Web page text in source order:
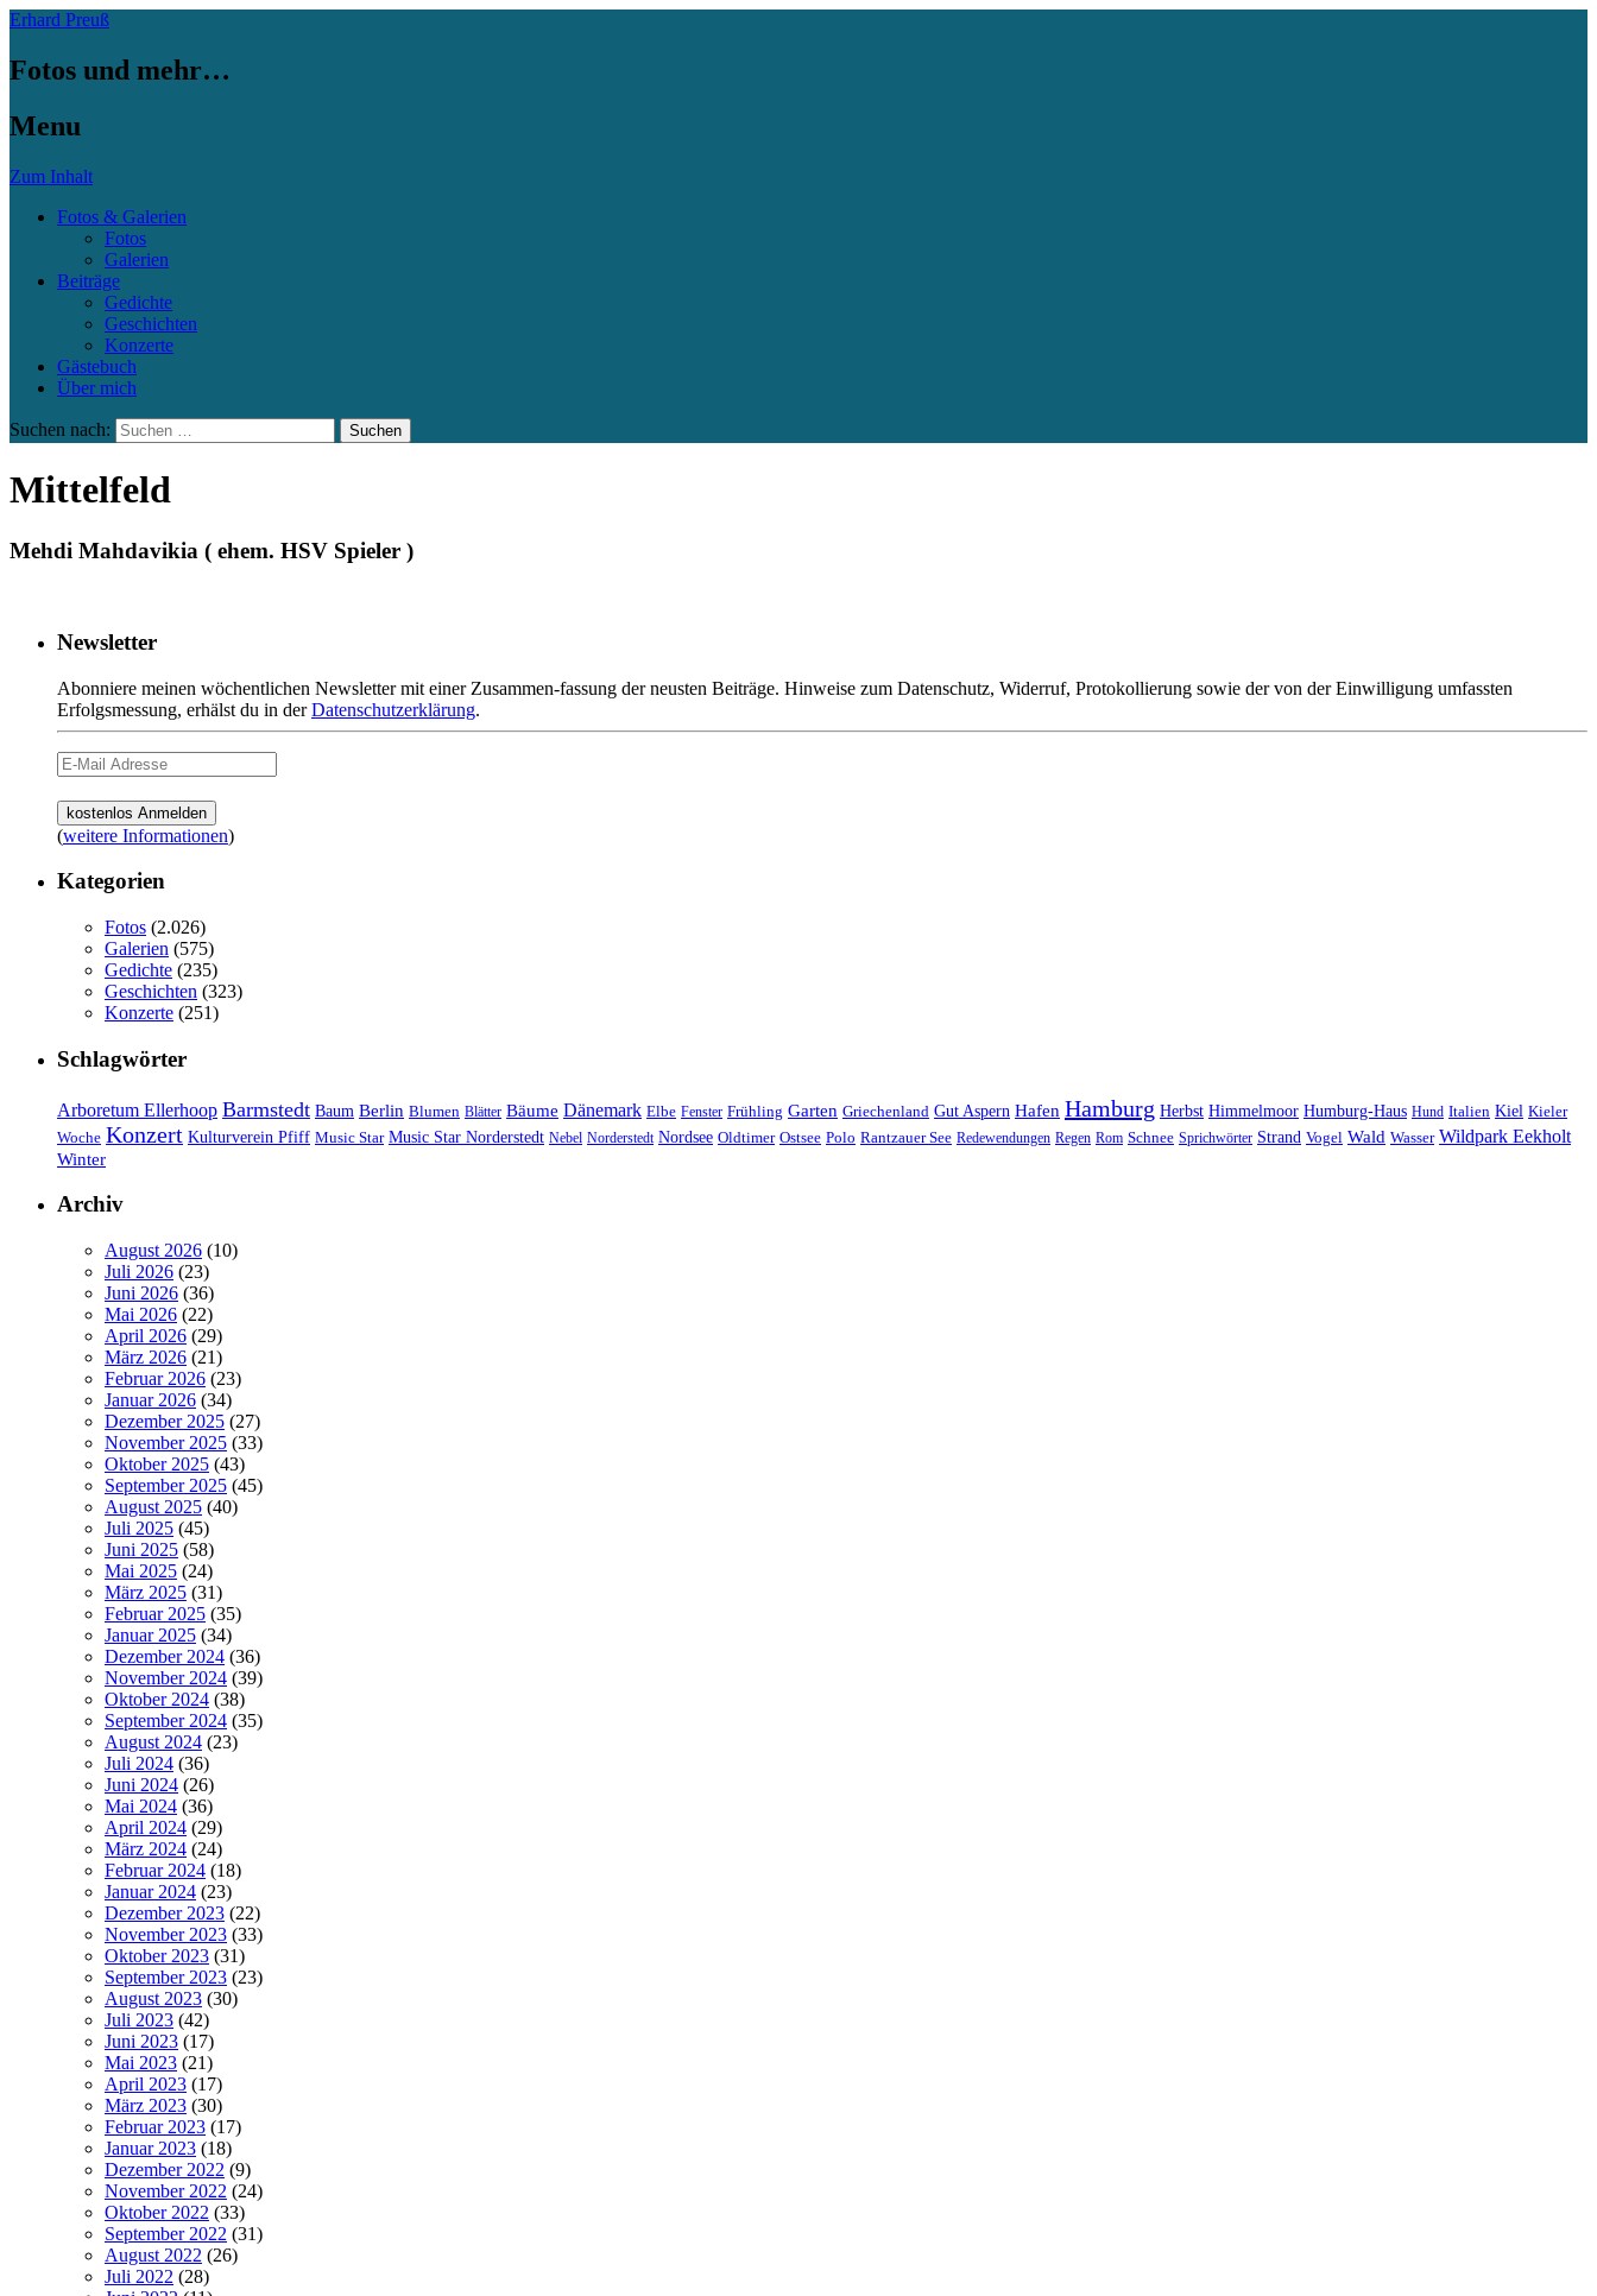
Erhard Preuß
Fotos und mehr…
Menu
Zum Inhalt
Fotos & Galerien
Fotos
Galerien
Beiträge
Gedichte
Geschichten
Konzerte
Gästebuch
Über mich
Suchen nach:
Mittelfeld
Mehdi Mahdavikia ( ehem. HSV Spieler )
Newsletter
Abonniere meinen wöchentlichen Newsletter mit einer Zusammen-fassung der neusten Beiträge. Hinweise zum Datenschutz, Widerruf, Protokollierung sowie der von der Einwilligung umfassten
Erfolgsmessung, erhälst du in derDatenschutzerklärung.
(weitere Informationen)
Kategorien
Fotos (2.026)
Galerien (575)
Gedichte (235)
Geschichten (323)
Konzerte (251)
Schlagwörter
Arboretum Ellerhoop Barmstedt Baum Berlin Blumen Blätter Bäume Dänemark Elbe Fenster Frühling Garten Griechenland Gut Aspern Hafen Hamburg Herbst Himmelmoor Humburg-Haus Hund Italien Kiel Kieler
Woche Konzert Kulturverein Pfiff Music Star Music Star Norderstedt Nebel Norderstedt Nordsee Oldtimer Ostsee Polo Rantzauer See Redewendungen Regen Rom Schnee Sprichwörter Strand Vogel Wald Wasser Wildpark Eekholt
Winter
Archiv
August 2026 (10)
Juli 2026 (23)
Juni 2026 (36)
Mai 2026 (22)
April 2026 (29)
März 2026 (21)
Februar 2026 (23)
Januar 2026 (34)
Dezember 2025 (27)
November 2025 (33)
Oktober 2025 (43)
September 2025 (45)
August 2025 (40)
Juli 2025 (45)
Juni 2025 (58)
Mai 2025 (24)
März 2025 (31)
Februar 2025 (35)
Januar 2025 (34)
Dezember 2024 (36)
November 2024 (39)
Oktober 2024 (38)
September 2024 (35)
August 2024 (23)
Juli 2024 (36)
Juni 2024 (26)
Mai 2024 (36)
April 2024 (29)
März 2024 (24)
Februar 2024 (18)
Januar 2024 (23)
Dezember 2023 (22)
November 2023 (33)
Oktober 2023 (31)
September 2023 (23)
August 2023 (30)
Juli 2023 (42)
Juni 2023 (17)
Mai 2023 (21)
April 2023 (17)
März 2023 (30)
Februar 2023 (17)
Januar 2023 (18)
Dezember 2022 (9)
November 2022 (24)
Oktober 2022 (33)
September 2022 (31)
August 2022 (26)
Juli 2022 (28)